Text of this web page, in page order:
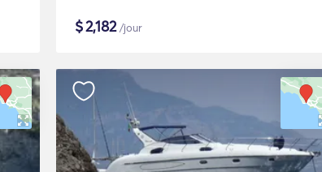
$2,182/jour